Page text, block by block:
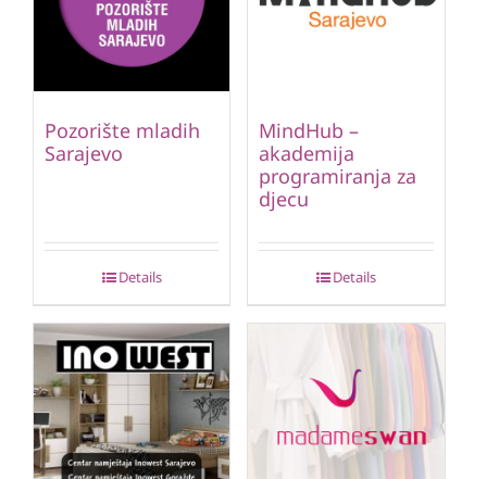
Pozorište mladih
Sarajevo
Details
MindHub –
akademija
programiranja za
djecu
Details